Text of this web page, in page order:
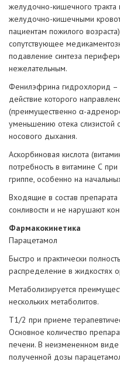
желудочно-кишечного
желудочно-кишечными
пациентам пожилого
сопутствующее
подавление синтеза
нежелательным.
Фенилэфрина гидрохлорид –
действие которого
(преимущественно α-
уменьшению отека слизистой
носового дыхания.
Аскорбиновая кислота
потребность в витамине С
гриппе, особенно на
Входящие в состав
сонливости и не нарушают
Фармакокинетика
Парацетамол
Быстро и практически
распределение в жидкостях
Метаболизируется
нескольких метаболитов.
T1/2 при приеме
Основное количество
печени. В неизмененном
полученной дозы